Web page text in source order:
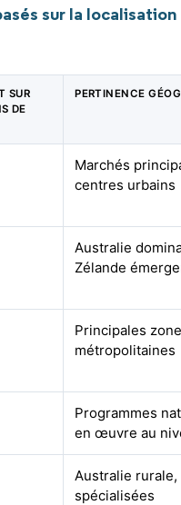
sur la localisation
SUR
DE
PERTINENCE
Marchés
centres urbains
Australie
Zélande
Principales
métropolitaines
Programmes
en œuvre au
Australie rurale,
spécialisées